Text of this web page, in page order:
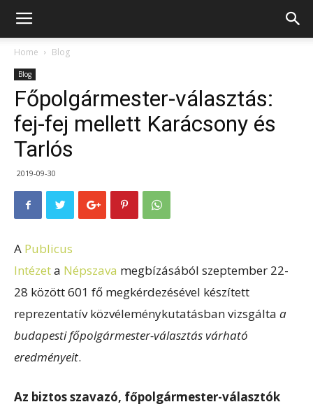
Home Blog
Blog
Főpolgármester-választás:
fej-fej mellett Karácsony és
Tarlós
2019-09-30
A Publicus
Intézeta Népszava megbízásából szeptember 22-
28 között 601 fő megkérdezésével készített
reprezentatív közvéleménykutatásban vizsgálta a
budapesti főpolgármester-választás várható
eredményeit.
Az biztos szavazó, főpolgármester-választók